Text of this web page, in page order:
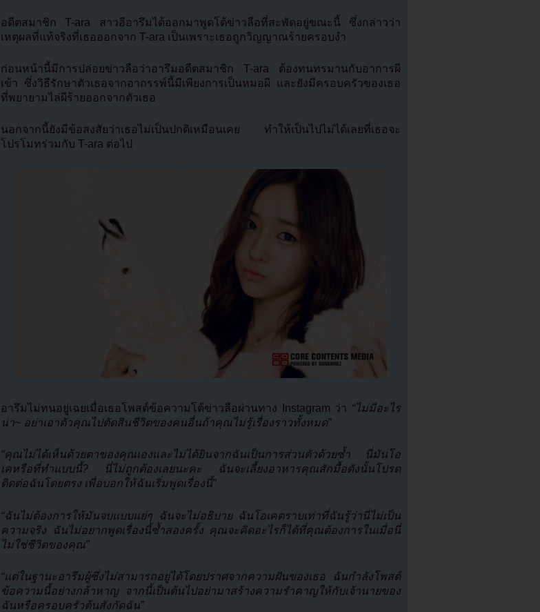
อดีตสมาชิก T-ara สาวอีอารึมได้ออกมาพูดโต้ข่าวลือที่สะพัดอยู่ขณะนี้ ซึ่งกล่าวว่า
เหตุผลที่แท้จริงที่เธอออกจาก T-ara เป็นเพราะเธอถูกวิญญาณร้ายครอบงำ
ก่อนหน้านี้มีการปล่อยข่าวลือว่าอารึมอดีตสมาชิก T-ara ต้องทนทรมานกับอาการผี
เข้า ซึ่งวิธีรักษาตัวเธอจากอาถรรพ์นี้มีเพียงการเป็นหมอผี และยังมีครอบครัวของเธอ
ที่พยายามไล่ผีร้ายออกจากตัวเธอ
นอกจากนี้ยังมีข้อสงสัยว่าเธอไม่เป็นปกติเหมือนเคย ทำให้เป็นไปไม่ได้เลยที่เธอจะ
โปรโมทร่วมกับ T-ara ต่อไป
อารึมไม่ทนอยู่เฉยเมื่อเธอโพสต์ข้อความโต้ข่าวลือผ่านทาง Instagram ว่า “ไม่มีอะไร
น่า~ อย่าเอาตัวคุณไปตัดสินชีวิตของคนอื่นถ้าคุณไม่รู้เรื่องราวทั้งหมด”
“คุณไม่ได้เห็นด้วยตาของคุณเองและไม่ได้ยินจากฉันเป็นการส่วนตัวด้วยซ้ำ นี่มันโอ
เคหรือที่ทำแบบนี้? นี่ไม่ถูกต้องเลยนะคะ ฉันจะเลี้ยงอาหารคุณสักมื้อดังนั้นโปรด
ติดต่อฉันโดยตรง เพื่อบอกให้ฉันเริ่มพูดเรื่องนี้”
“ฉันไม่ต้องการให้มันจบแบบแย่ๆ ฉันจะไม่อธิบาย ฉันโอเคตราบเท่าที่ฉันรู้ว่านี่ไม่เป็น
ความจริง ฉันไม่อยากพูดเรื่องนี้ซ้ำสองครั้ง คุณจะคิดอะไรก็ได้ที่คุณต้องการในเมื่อนี่
ไม่ใช่ชีวิตของคุณ”
“แต่ในฐานะอารึมผู้ซึ่งไม่สามารถอยู่ได้โดยปราศจากความฝันของเธอ ฉันกำลังโพสต์
ข้อความนี้อย่างกล้าหาญ จากนี้เป็นต้นไปอย่ามาสร้างความรำคาญให้กับเจ้านายของ
ฉันหรือครอบครัวต้นสังกัดฉัน”